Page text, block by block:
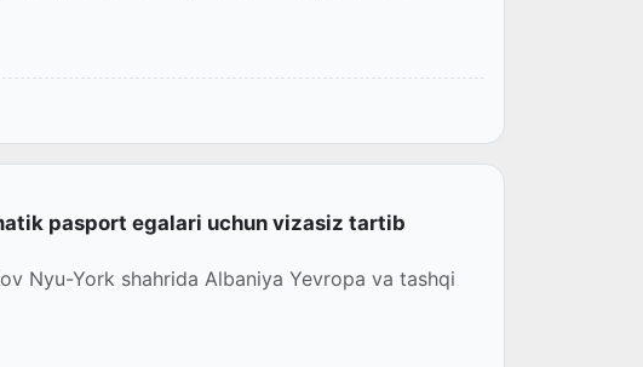
pasport egalari uchun vizasiz tartib
Nyu-York shahrida Albaniya Yevropa va tashqi